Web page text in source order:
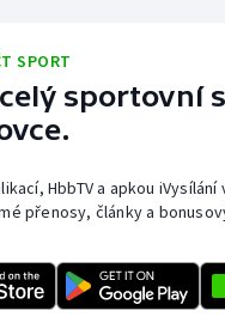
SPORT
sportovní
HbbTV a apkou
přenosy, články a